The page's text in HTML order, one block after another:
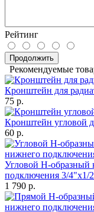
Рейтинг
Продолжить
Рекомендуемые
Кронштейн для
75 р.
Кронштейн угловой
60 р.
Угловой Н-образный
подключения 3/4"х1/
1 790 р.